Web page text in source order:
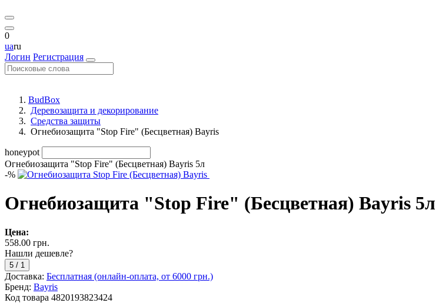
0
uaru
Логин Регистрация
BudBox
Деревозащита и декорирование
Средства защиты
Огнебиозащита "Stop Fire" (Бесцветная) Bayris
honeypot
Огнебиозащита "Stop Fire" (Бесцветная) Bayris 5л
-%
Огнебиозащита "Stop Fire" (Бесцветная) Bayris 5л
Цена:
558.00 грн.
Нашли дешевле?
5 / 1
Доставка: Бесплатная (онлайн-оплата, от 6000 грн.)
Бренд: Bayris
Код товара 4820193823424